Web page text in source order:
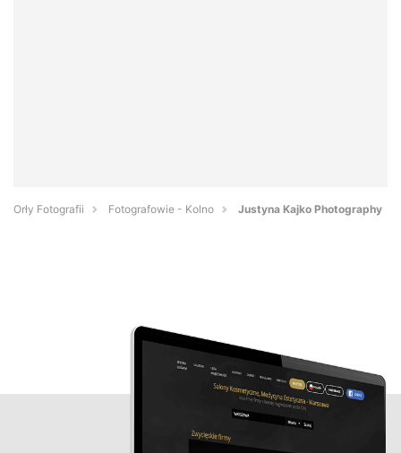
Orły Fotografii Fotografowie - Kolno Justyna Kajko Photography